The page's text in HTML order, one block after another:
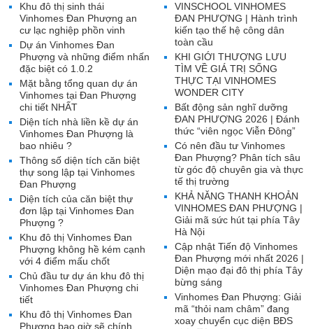
VINSCHOOL VINHOMES
ĐAN PHƯỢNG | Hành trình
kiến tạo thế hệ công dân
toàn cầu
KHI GIỚI THƯỢNG LƯU
TÌM VỀ GIÁ TRỊ SỐNG
THỰC TẠI VINHOMES
WONDER CITY
Bất động sản nghĩ dưỡng
ĐAN PHƯỢNG 2026 | Đánh
thức “viên ngọc Viễn Đông”
Có nên đầu tư Vinhomes
Đan Phượng? Phân tích sâu
từ góc độ chuyên gia và thực
tế thị trường
KHẢ NĂNG THANH KHOẢN
VINHOMES ĐAN PHƯỢNG |
Giải mã sức hút tại phía Tây
Hà Nội
Cập nhật Tiến độ Vinhomes
Đan Phượng mới nhất 2026 |
Diện mạo đại đô thị phía Tây
bừng sáng
Vinhomes Đan Phượng: Giải
mã “thỏi nam châm” đang
xoay chuyển cục diện BĐS
Khu đô thị sinh thái
Vinhomes Đan Phượng an
cư lạc nghiệp phồn vinh
Dự án Vinhomes Đan
Phượng và những điểm nhấn
đặc biệt có 1.0.2
Mặt bằng tổng quan dự án
Vinhomes tại Đan Phượng
chi tiết NHẤT
Diện tích nhà liền kề dự án
Vinhomes Đan Phượng là
bao nhiêu ?
Thông số diện tích căn biệt
thự song lập tại Vinhomes
Đan Phượng
Diện tích của căn biệt thự
đơn lập tại Vinhomes Đan
Phượng ?
Khu đô thị Vinhomes Đan
Phượng không hề kém cạnh
với 4 điểm mấu chốt
Chủ đầu tư dự án khu đô thị
Vinhomes Đan Phượng chi
tiết
Khu đô thị Vinhomes Đan
Phượng bao giờ sẽ chính